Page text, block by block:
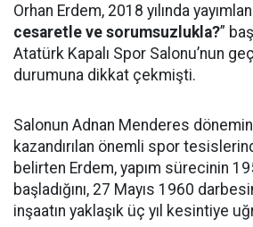
Orhan Erdem, 2018 yılında
cesaretle ve sorumsuzlukla?”
Atatürk Kapalı Spor Salonu’nun
durumuna dikkat çekmişti.
Salonun Adnan Menderes
kazandırılan önemli spor
belirten Erdem, yapım sürecinin
başladığını, 27 Mayıs 1960
inşaatın yaklaşık üç yıl kesintiye